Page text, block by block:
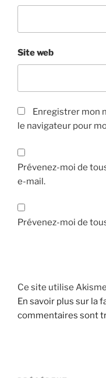
Site web
Enregistrer mon
le navigateur pour
Prévenez-moi de
e-mail.
Prévenez-moi de
Ce site utilise
En savoir plus sur la
commentaires sont
Navigation